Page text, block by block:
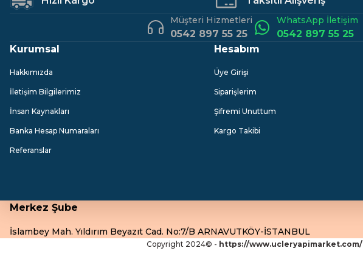
Müşteri Hizmetleri
0542 897 55 25
WhatsApp İletişim
0542 897 55 25
Kurumsal
Hakkımızda
İletişim Bilgilerimiz
İnsan Kaynakları
Banka Hesap Numaraları
Referanslar
Hesabım
Üye Girişi
Siparişlerim
Şifremi Unuttum
Kargo Takibi
Merkez Şube
İslambey Mah. Yıldırım Beyazıt Cad. No:7/B ARNAVUTKÖY-İSTANBUL
Copyright 2024© - https://www.ucleryapimarket.com/